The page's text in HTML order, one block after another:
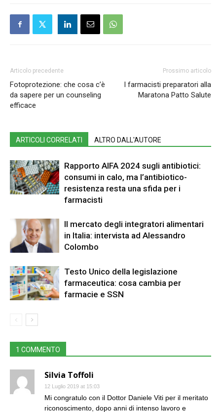
Articolo precedente
Fotoprotezione: che cosa c’è
da sapere per un counseling
efficace
Prossimo articolo
I farmacisti preparatori alla
Maratona Patto Salute
ARTICOLI CORRELATI ALTRO DALL'AUTORE
Rapporto AIFA 2024 sugli antibiotici:
consumi in calo, ma l’antibiotico-
resistenza resta una sfida per i
farmacisti
Il mercato degli integratori alimentari
in Italia: intervista ad Alessandro
Colombo
Testo Unico della legislazione
farmaceutica: cosa cambia per
farmacie e SSN
1 COMMENTO
Silvia Toffoli
12 Luglio 2019 at 15:03
Mi congratulo con il Dottor Daniele Viti per il meritato
riconoscimento, dopo anni di intenso lavoro e